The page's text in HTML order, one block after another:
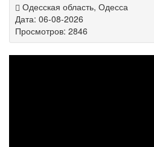
Одесская область, Одесса
Дата: 06-08-2026
Просмотров: 2846